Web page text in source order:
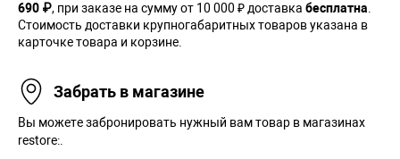
690 ₽, при заказе на сумму от 10 000 ₽ доставка бесплатна
Стоимость доставки крупногабаритных товаров указана в
карточке товара и корзине.
Забрать в магазине
Вы можете забронировать нужный вам товар в магазинах
restore:.